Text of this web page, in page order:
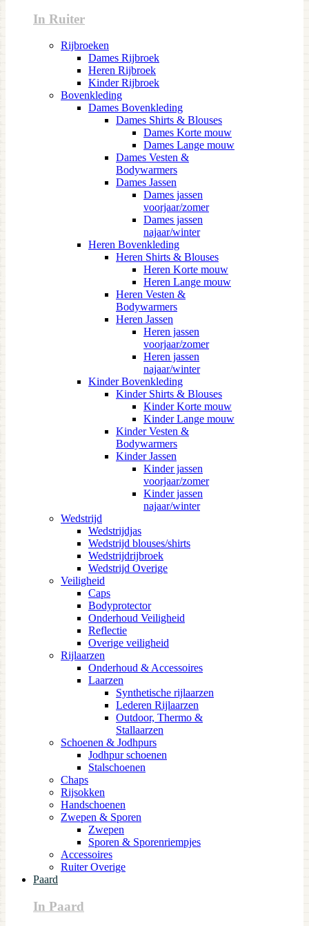
In Ruiter
Rijbroeken
Dames Rijbroek
Heren Rijbroek
Kinder Rijbroek
Bovenkleding
Dames Bovenkleding
Dames Shirts & Blouses
Dames Korte mouw
Dames Lange mouw
Dames Vesten &
Bodywarmers
Dames Jassen
Dames jassen
voorjaar/zomer
Dames jassen
najaar/winter
Heren Bovenkleding
Heren Shirts & Blouses
Heren Korte mouw
Heren Lange mouw
Heren Vesten &
Bodywarmers
Heren Jassen
Heren jassen
voorjaar/zomer
Heren jassen
najaar/winter
Kinder Bovenkleding
Kinder Shirts & Blouses
Kinder Korte mouw
Kinder Lange mouw
Kinder Vesten &
Bodywarmers
Kinder Jassen
Kinder jassen
voorjaar/zomer
Kinder jassen
najaar/winter
Wedstrijd
Wedstrijdjas
Wedstrijd blouses/shirts
Wedstrijdrijbroek
Wedstrijd Overige
Veiligheid
Caps
Bodyprotector
Onderhoud Veiligheid
Reflectie
Overige veiligheid
Rijlaarzen
Onderhoud & Accessoires
Laarzen
Synthetische rijlaarzen
Lederen Rijlaarzen
Outdoor, Thermo &
Stallaarzen
Schoenen & Jodhpurs
Jodhpur schoenen
Stalschoenen
Chaps
Rijsokken
Handschoenen
Zwepen & Sporen
Zwepen
Sporen & Sporenriempjes
Accessoires
Ruiter Overige
Paard
In Paard